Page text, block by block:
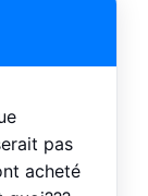
pas
acheté